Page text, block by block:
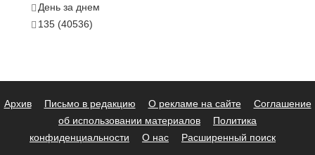
День за днем
135 (40536)
Архив Письмо в редакцию О рекламе на сайте
Соглашение
об использовании материалов
Политика
конфиденциальности
О нас Расширенный поиск